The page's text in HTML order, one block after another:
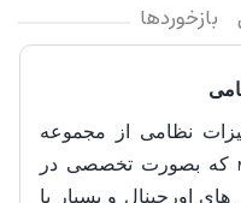
بازخوردها
نظامی از مجموعه
که بصورت تخصصی در
اورجینال و بسیار با